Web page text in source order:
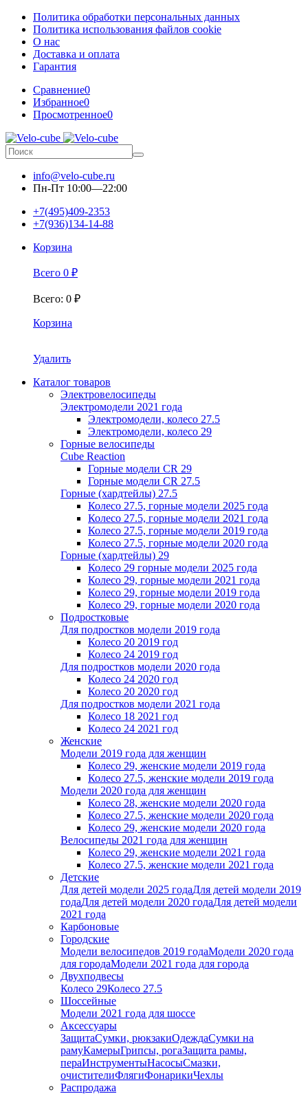
Политика обработки персональных данных
Политика использования файлов cookie
О нас
Доставка и оплата
Гарантия
Сравнение0
Избранное0
Просмотренное0
info@velo-cube.ru
Пн-Пт 10:00—22:00
+7(495)409-2353
+7(936)134-14-88
Корзина
Всего 0 ₽
Всего: 0 ₽
Корзина
Удалить
Каталог товаров
Электровелосипеды
Электромодели 2021 года
Электромодели, колесо 27.5
Электромодели, колесо 29
Горные велосипеды
Cube Reaction
Горные модели CR 29
Горные модели CR 27.5
Горные (хардтейлы) 27.5
Колесо 27.5, горные модели 2025 года
Колесо 27.5, горные модели 2021 года
Колесо 27.5, горные модели 2019 года
Колесо 27.5, горные модели 2020 года
Горные (хардтейлы) 29
Колесо 29 горные модели 2025 года
Колесо 29, горные модели 2021 года
Колесо 29, горные модели 2019 года
Колесо 29, горные модели 2020 года
Подростковые
Для подростков модели 2019 года
Колесо 20 2019 год
Колесо 24 2019 год
Для подростков модели 2020 года
Колесо 24 2020 год
Колесо 20 2020 год
Для подростков модели 2021 года
Колесо 18 2021 год
Колесо 24 2021 год
Женскиe
Модели 2019 года для женщин
Колесо 29, женские модели 2019 года
Колесо 27.5, женские модели 2019 года
Модели 2020 года для женщин
Колесо 28, женские модели 2020 года
Колесо 27.5, женские модели 2020 года
Колесо 29, женские модели 2020 года
Велосипеды 2021 года для женщин
Колесо 29, женские модели 2021 года
Колесо 27.5, женские модели 2021 года
Детские
Для детей модели 2025 годаДля детей модели 2019
годаДля детей модели 2020 годаДля детей модели
2021 года
Карбоновые
Городские
Модели велосипедов 2019 годаМодели 2020 года
для городаМодели 2021 года для города
Двухподвесы
Колесо 29Колесо 27.5
Шоссейные
Модели 2021 года для шоссе
Аксессуары
ЗащитаСумки, рюкзакиОдеждаСумки на
рамуКамерыГрипсы, рогаЗащита рамы,
пераИнструментыНасосыСмазки,
очистителиФлягиФонарикиЧехлы
Распродажа